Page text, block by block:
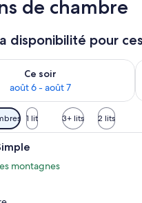
de chambre
disponibilité pour
Ce soir
août 6 - août 7
pour ce soir
1 lit 3+ lits 2 lits
Une chambre
montagnes